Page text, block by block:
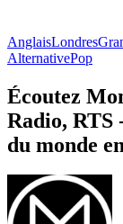
AnglaisLondres
AlternativePop
Écoutez
Radio, RTS
du monde